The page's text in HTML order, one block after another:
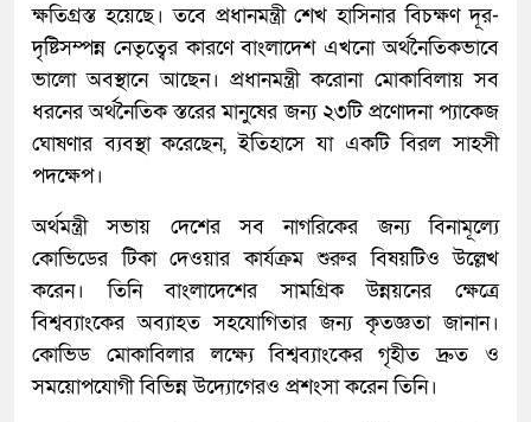
ক্ষতিগ্রস্ত হয়েছে। তবে প্রধানমন্ত্রী শেখ হাসিনার বিচক্ষণ দূর-
দৃষ্টিসম্পন্ন নেতৃত্বের কারণে বাংলাদেশ এখনো অর্থনৈতিকভাবে
ভালো অবস্থানে আছেন। প্রধানমন্ত্রী করোনা মোকাবিলায় সব
ধরনের অর্থনৈতিক স্তরের মানুষের জন্য ২৩টি প্রণোদনা প্যাকেজ
ঘোষণার ব্যবস্থা করেছেন, ইতিহাসে যা একটি বিরল সাহসী
পদক্ষেপ।
অর্থমন্ত্রী সভায় দেশের সব নাগরিকের জন্য বিনামূল্যে
কোভিডের টিকা দেওয়ার কার্যক্রম শুরুর বিষয়টিও উল্লেখ
করেন। তিনি বাংলাদেশের সামগ্রিক উন্নয়নের ক্ষেত্রে
বিশ্বব্যাংকের অব্যাহত সহযোগিতার জন্য কৃতজ্ঞতা জানান।
কোভিড মোকাবিলার লক্ষ্যে বিশ্বব্যাংকের গৃহীত দ্রুত ও
সময়োপযোগী বিভিন্ন উদ্যোগেরও প্রশংসা করেন তিনি।